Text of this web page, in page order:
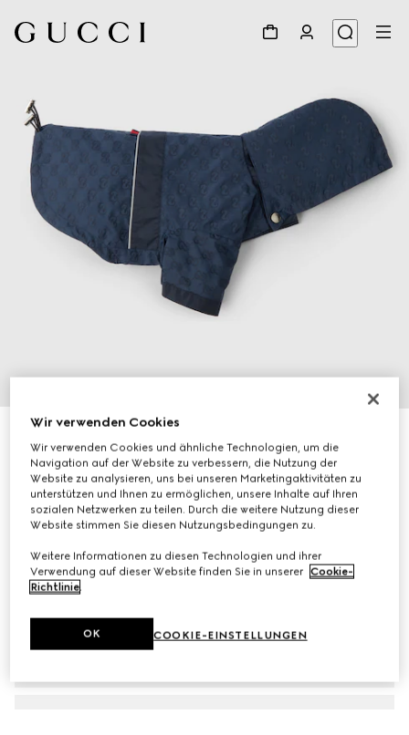
Haustierregenmantel aus GG Nylon
CHF 720
Variantenmarineblau
Wir verwenden Cookies
Wir verwenden Cookies und ähnliche Technologien, um die
Navigation auf der Website zu verbessern, die Nutzung der
Website zu analysieren, uns bei unseren Marketingaktivitäten zu
unterstützen und Ihnen zu ermöglichen, unsere Inhalte auf Ihren
sozialen Netzwerken zu teilen. Durch die weitere Nutzung dieser
Website stimmen Sie diesen Nutzungsbedingungen zu.
Weitere Informationen zu diesen Technologien und ihrer
Verwendung auf dieser Website finden Sie in unserer Cookie-
Richtlinie.
COOKIE-EINSTELLUNGEN
OK